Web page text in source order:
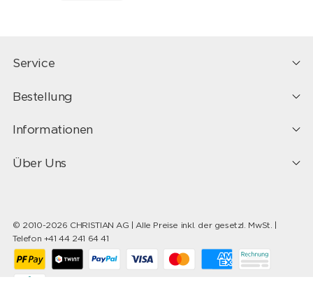
Service
Bestellung
Informationen
Über Uns
© 2010-2026 CHRISTIAN AG | Alle Preise inkl. der gesetzl. MwSt. |
Telefon +41 44 241 64 41